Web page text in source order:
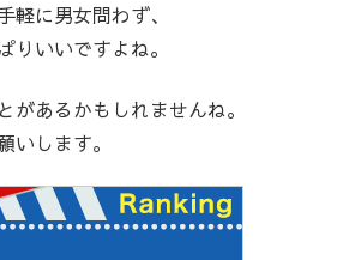
軽に男女問わず、
りいいですよね。
があるかもしれませんね。
いします。